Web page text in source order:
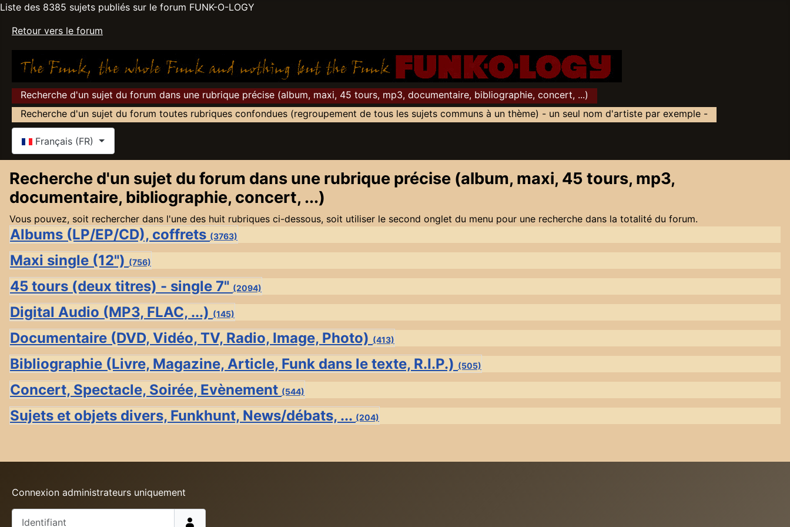
Liste des 8385 sujets publiés sur le forum FUNK-O-LOGY
Retour vers le forum
Recherche d'un sujet du forum dans une rubrique précise (album, maxi, 45 tours, mp3, documentaire, bibliographie, concert, ...)
Recherche d'un sujet du forum toutes rubriques confondues (regroupement de tous les sujets communs à un thème) - un seul nom d'artiste par exemple -
Sélectionnez votre langue
Français (FR)
Recherche d'un sujet du forum dans une rubrique précise (album, maxi, 45 tours, mp3,
documentaire, bibliographie, concert, ...)
Vous pouvez, soit rechercher dans l'une des huit rubriques ci-dessous, soit utiliser le second onglet du menu pour une recherche dans la totalité du forum.
Albums (LP/EP/CD), coffrets (3763)
Maxi single (12") (756)
45 tours (deux titres) - single 7" (2094)
Digital Audio (MP3, FLAC, ...) (145)
Documentaire (DVD, Vidéo, TV, Radio, Image, Photo) (413)
Bibliographie (Livre, Magazine, Article, Funk dans le texte, R.I.P.) (505)
Concert, Spectacle, Soirée, Evènement (544)
Sujets et objets divers, Funkhunt, News/débats, ... (204)
Connexion administrateurs uniquement